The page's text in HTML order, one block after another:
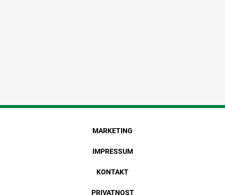
MARKETING
IMPRESSUM
KONTAKT
PRIVATNOST